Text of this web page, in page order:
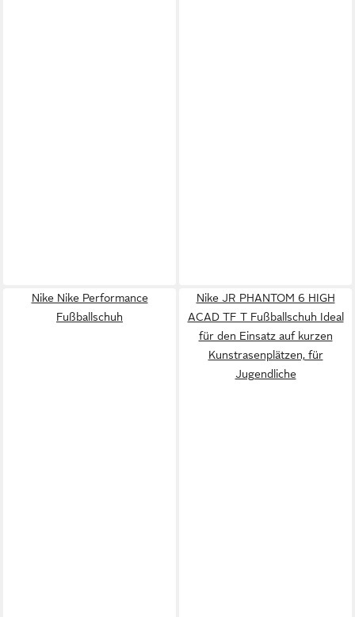
Nike Nike Performance
Fußballschuh
Nike JR PHANTOM 6 HIGH
ACAD TF T Fußballschuh Ideal
für den Einsatz auf kurzen
Kunstrasenplätzen, für
Jugendliche